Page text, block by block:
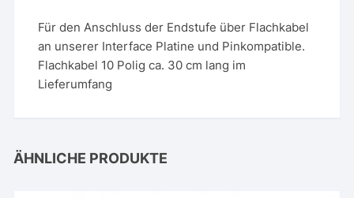
Für den Anschluss der Endstufe über Flachkabel
an unserer Interface Platine und Pinkompatible.
Flachkabel 10 Polig ca. 30 cm lang im
Lieferumfang
ÄHNLICHE PRODUKTE